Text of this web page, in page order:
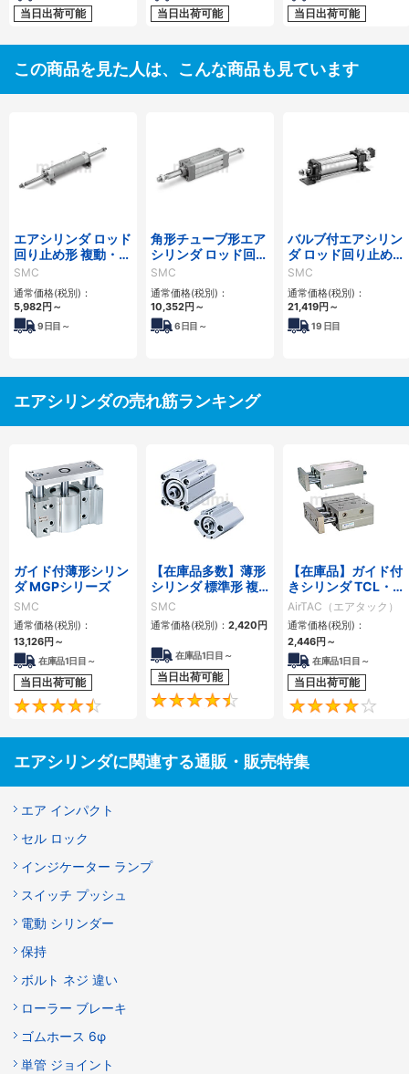
当日出荷可能 当日出荷可能 当日出荷可能
この商品を見た人は、こんな商品も見ています
エアシリンダ ロッド
回り止め形 複動・両
ロッド CG1KWシリ
ーズ
SMC
通常価格(税別)：
5,982円 ～
9日目～
角形チューブ形エア
シリンダ ロッド回り
止め形 複動・片ロッ
ド MB1Kシリーズ
SMC
通常価格(税別)：
10,352円 ～
6日目～
バルブ付エアシリン
ダ ロッド回り止め
形：複動 CV3Kシリ
ーズ
SMC
通常価格(税別)：
21,419円 ～
19 日目
エアシリンダの売れ筋ランキング
ガイド付薄形シリン
ダ MGPシリーズ
SMC
通常価格(税別)：
13,126円 ～
在庫品1日目～
当日出荷可能
4.6
【在庫品多数】薄形
シリンダ 標準形 複
動・片ロッド CQ2
シリーズ
SMC
通常価格(税別)： 2,420 円
在庫品1日目～
当日出荷可能
4.5
【在庫品】ガイド付
きシリンダ TCL・
TCMシリーズ
AirTAC（エアタック）
通常価格(税別)：
2,446円 ～
在庫品1日目～
当日出荷可能
エアシリンダに関連する通販・販売特集
エア インパクト
セル ロック
インジケーター ランプ
スイッチ プッシュ
電動 シリンダー
保持
ボルト ネジ 違い
ローラー ブレーキ
ゴムホース 6φ
単管 ジョイント